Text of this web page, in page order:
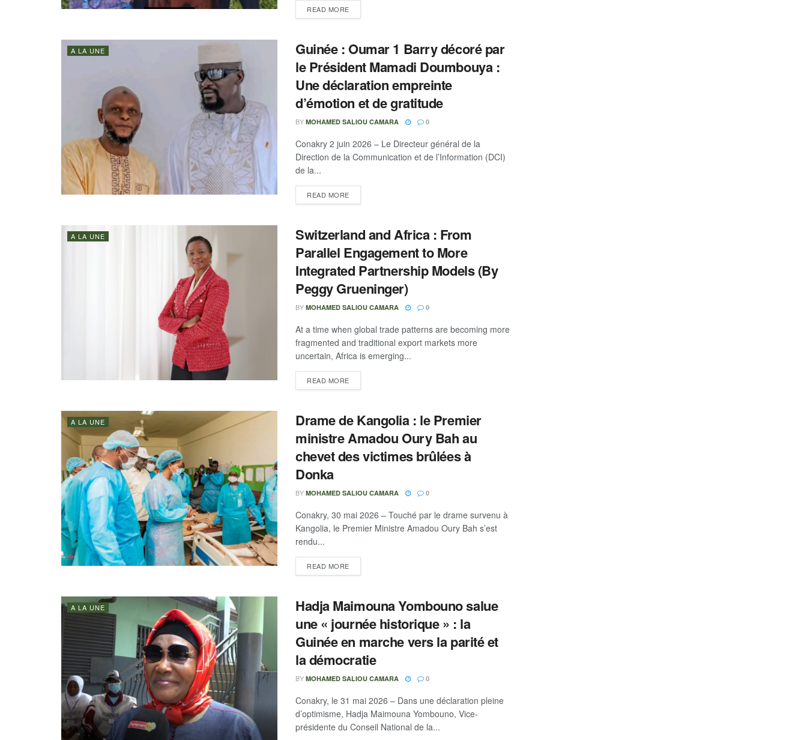
READ MORE
A LA UNE
Guinée : Oumar 1 Barry décoré par
le Président Mamadi Doumbouya :
Une déclaration empreinte
d’émotion et de gratitude
BY MOHAMED SALIOU CAMARA 0
Conakry 2 juin 2026 – Le Directeur général de la
Direction de la Communication et de l’Information (DCI)
de la...
READ MORE
A LA UNE
Switzerland and Africa : From
Parallel Engagement to More
Integrated Partnership Models (By
Peggy Grueninger)
BY MOHAMED SALIOU CAMARA 0
At a time when global trade patterns are becoming more
fragmented and traditional export markets more
uncertain, Africa is emerging...
READ MORE
A LA UNE
Drame de Kangolia : le Premier
ministre Amadou Oury Bah au
chevet des victimes brûlées à
Donka
BY MOHAMED SALIOU CAMARA 0
Conakry, 30 mai 2026 – Touché par le drame survenu à
Kangolia, le Premier Ministre Amadou Oury Bah s’est
rendu...
READ MORE
A LA UNE
Hadja Maimouna Yombouno salue
une « journée historique » : la
Guinée en marche vers la parité et
la démocratie
BY MOHAMED SALIOU CAMARA 0
Conakry, le 31 mai 2026 – Dans une déclaration pleine
d’optimisme, Hadja Maimouna Yombouno, Vice-
présidente du Conseil National de la...